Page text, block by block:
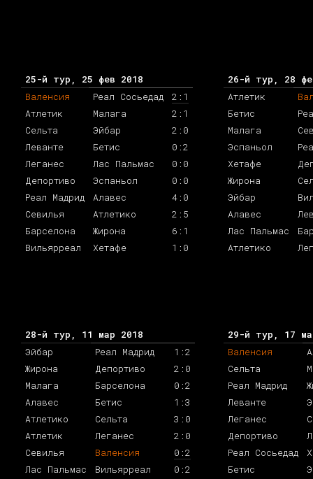
25-й тур, 25 фев 2018
Валенсия
Реал Сосьедад
2:1
Атлетик
Малага
2:1
Сельта
Эйбар
2:0
Леванте
Бетис
0:2
Леганес
Лас Пальмас
0:0
Депортиво
Эспаньол
0:0
Реал Мадрид
Алавес
4:0
Севилья
Атлетико
2:5
Барселона
Жирона
6:1
Вильярреал
Хетафе 1:0
26-й тур, 28
Атлетик
Бетис
Малага
Эспаньол
Хетафе
Жирона
Эйбар
Алавес
Лас Пальмас
Атлетико
28-й тур, 11 мар 2018
Эйбар
Реал Мадрид
1:2
Жирона
Депортиво
2:0
Малага
Барселона
0:2
Алавес
Бетис
1:3
Атлетико
Сельта
3:0
Атлетик
Леганес
2:0
Севилья
Валенсия
0:2
Лас Пальмас
Вильярреал
0:2
29-й тур, 17
Валенсия
Сельта
Реал Мадрид
Леванте
Леганес
Депортиво
Реал Сосьедад
Бетис